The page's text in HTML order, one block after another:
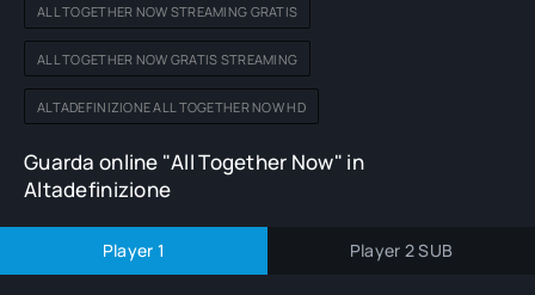
ALL TOGETHER NOW STREAMING GRATIS
ALL TOGETHER NOW GRATIS STREAMING
ALTADEFINIZIONE ALL TOGETHER NOW HD
Guarda online "All Together Now" in
Altadefinizione
Player 1 Player 2 SUB